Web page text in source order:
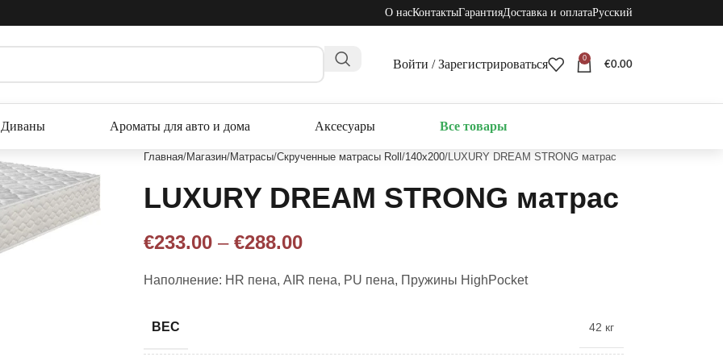
О насКонтактыГарантияДоставка и оплатаРусский
Войти / Зарегистрироваться 0
€0.00
Диваны Ароматы для авто и дома Аксесуары Все товары
Главная Магазин Матрасы Скрученные матрасы Roll 140x200 LUXURY DREAM STRONG матрас
LUXURY DREAM STRONG матрас
€233.00 – €288.00
Наполнение: HR пена, AIR пена, PU пена, Пружины HighPocket
ВЕС 42 кг